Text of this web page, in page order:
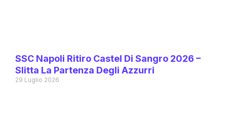
SSC Napoli Ritiro Castel Di Sangro 2026 –
Slitta La Partenza Degli Azzurri
29 Luglio 2026